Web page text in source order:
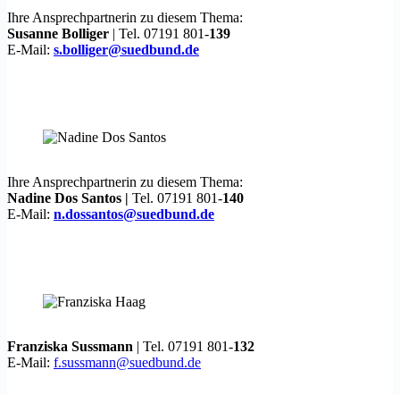
Ihre Ansprechpartnerin zu diesem Thema:
Susanne Bolliger | Tel. 07191 801-139
E-Mail: s.bolliger@suedbund.de
Ihre Ansprechpartnerin zu diesem Thema:
Nadine Dos Santos | Tel. 07191 801-140
E-Mail: n.dossantos@suedbund.de
Franziska Sussmann | Tel. 07191 801-132
E-Mail: f.sussmann@suedbund.de